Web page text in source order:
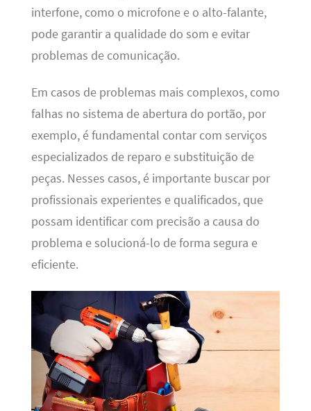
interfone, como o microfone e o alto-falante,
pode garantir a qualidade do som e evitar
problemas de comunicação.
Em casos de problemas mais complexos, como
falhas no sistema de abertura do portão, por
exemplo, é fundamental contar com serviços
especializados de reparo e substituição de
peças. Nesses casos, é importante buscar por
profissionais experientes e qualificados, que
possam identificar com precisão a causa do
problema e solucioná-lo de forma segura e
eficiente.